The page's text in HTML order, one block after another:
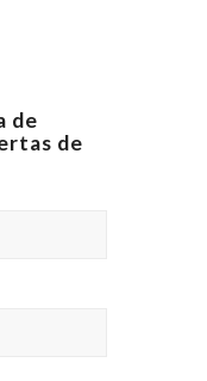
de
de